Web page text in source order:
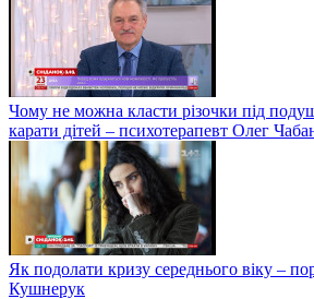
Чому не можна класти різочки під
карати дітей – психотерапевт Олег
Як подолати кризу середнього віку –
Кушнерук